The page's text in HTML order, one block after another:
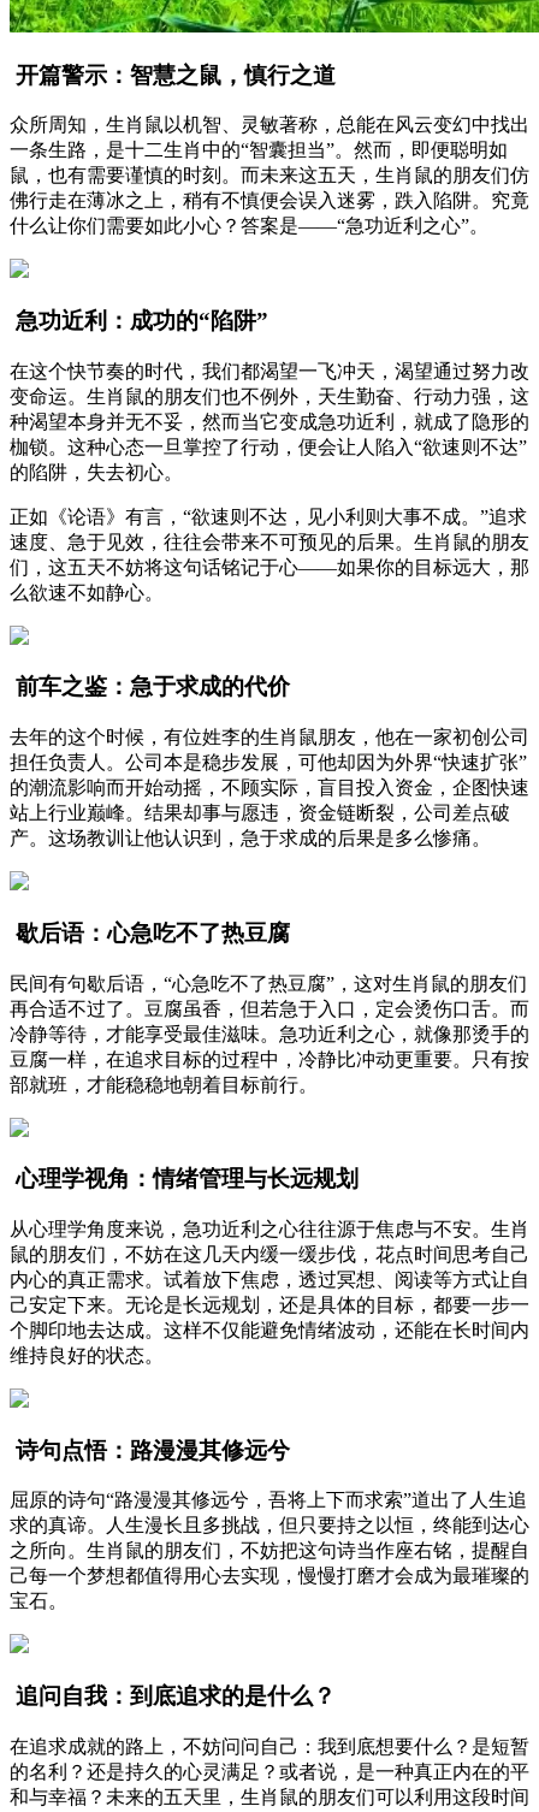
开篇警示：智慧之鼠，慎行之道
众所周知，生肖鼠以机智、灵敏著称，总能在风云变幻中找出
一条生路，是十二生肖中的“智囊担当”。然而，即便聪明如
鼠，也有需要谨慎的时刻。而未来这五天，生肖鼠的朋友们仿
佛行走在薄冰之上，稍有不慎便会误入迷雾，跌入陷阱。究竟
什么让你们需要如此小心？答案是——“急功近利之心”。
急功近利：成功的“陷阱”
在这个快节奏的时代，我们都渴望一飞冲天，渴望通过努力改
变命运。生肖鼠的朋友们也不例外，天生勤奋、行动力强，这
种渴望本身并无不妥，然而当它变成急功近利，就成了隐形的
枷锁。这种心态一旦掌控了行动，便会让人陷入“欲速则不达”
的陷阱，失去初心。
正如《论语》有言，“欲速则不达，见小利则大事不成。”追求
速度、急于见效，往往会带来不可预见的后果。生肖鼠的朋友
们，这五天不妨将这句话铭记于心——如果你的目标远大，那
么欲速不如静心。
前车之鉴：急于求成的代价
去年的这个时候，有位姓李的生肖鼠朋友，他在一家初创公司
担任负责人。公司本是稳步发展，可他却因为外界“快速扩张”
的潮流影响而开始动摇，不顾实际，盲目投入资金，企图快速
站上行业巅峰。结果却事与愿违，资金链断裂，公司差点破
产。这场教训让他认识到，急于求成的后果是多么惨痛。
歇后语：心急吃不了热豆腐
民间有句歇后语，“心急吃不了热豆腐”，这对生肖鼠的朋友们
再合适不过了。豆腐虽香，但若急于入口，定会烫伤口舌。而
冷静等待，才能享受最佳滋味。急功近利之心，就像那烫手的
豆腐一样，在追求目标的过程中，冷静比冲动更重要。只有按
部就班，才能稳稳地朝着目标前行。
心理学视角：情绪管理与长远规划
从心理学角度来说，急功近利之心往往源于焦虑与不安。生肖
鼠的朋友们，不妨在这几天内缓一缓步伐，花点时间思考自己
内心的真正需求。试着放下焦虑，透过冥想、阅读等方式让自
己安定下来。无论是长远规划，还是具体的目标，都要一步一
个脚印地去达成。这样不仅能避免情绪波动，还能在长时间内
维持良好的状态。
诗句点悟：路漫漫其修远兮
屈原的诗句“路漫漫其修远兮，吾将上下而求索”道出了人生追
求的真谛。人生漫长且多挑战，但只要持之以恒，终能到达心
之所向。生肖鼠的朋友们，不妨把这句诗当作座右铭，提醒自
己每一个梦想都值得用心去实现，慢慢打磨才会成为最璀璨的
宝石。
追问自我：到底追求的是什么？
在追求成就的路上，不妨问问自己：我到底想要什么？是短暂
的名利？还是持久的心灵满足？或者说，是一种真正内在的平
和与幸福？未来的五天里，生肖鼠的朋友们可以利用这段时间